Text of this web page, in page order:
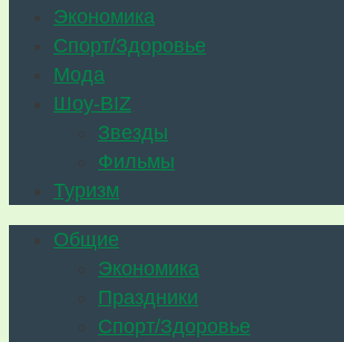
Экономика
Спорт/Здоровье
Мода
Шоу-BIZ
Звезды
Фильмы
Туризм
Общие
Экономика
Праздники
Спорт/Здоровье